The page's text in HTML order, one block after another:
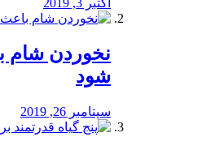
نخوردن شام
‌شود
سپتامبر 26, 2019